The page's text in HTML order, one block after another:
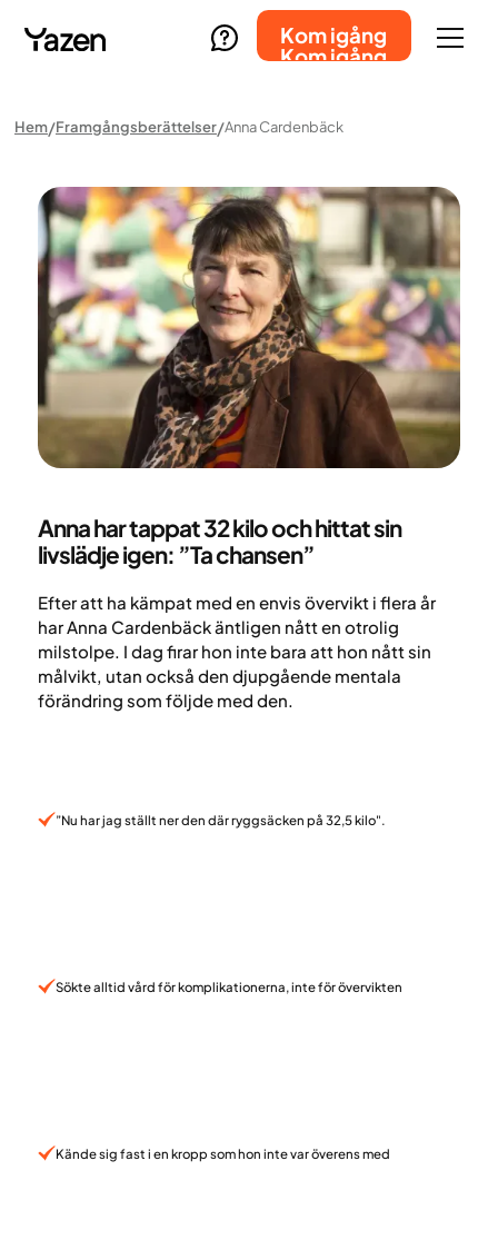
Kom igång
Kom igång
Hem Framgångsberättelser Anna Cardenbäck
Anna har tappat 32 kilo och hittat sin
livslädje igen: ”Ta chansen”
Efter att ha kämpat med en envis övervikt i flera år
har Anna Cardenbäck äntligen nått en otrolig
milstolpe. I dag firar hon inte bara att hon nått sin
målvikt, utan också den djupgående mentala
förändring som följde med den.
”Nu har jag ställt ner den där ryggsäcken på 32,5 kilo".
Sökte alltid vård för komplikationerna, inte för övervikten
Kände sig fast i en kropp som hon inte var överens med